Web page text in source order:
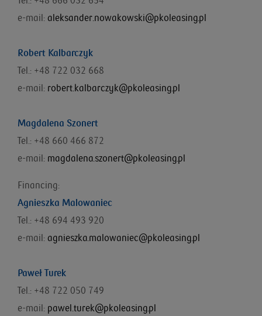
e-mail: aleksander.nowakowski@pkoleasing.pl
Robert Kalbarczyk
Tel.: +48 722 032 668
e-mail: robert.kalbarczyk@pkoleasing.pl
Magdalena Szonert
Tel.: +48 660 466 872
e-mail: magdalena.szonert@pkoleasing.pl
Financing:
Agnieszka Malowaniec
Tel.: +48 694 493 920
e-mail: agnieszka.malowaniec@pkoleasing.pl
Paweł Turek
Tel.: +48 722 050 749
e-mail: pawel.turek@pkoleasing.pl